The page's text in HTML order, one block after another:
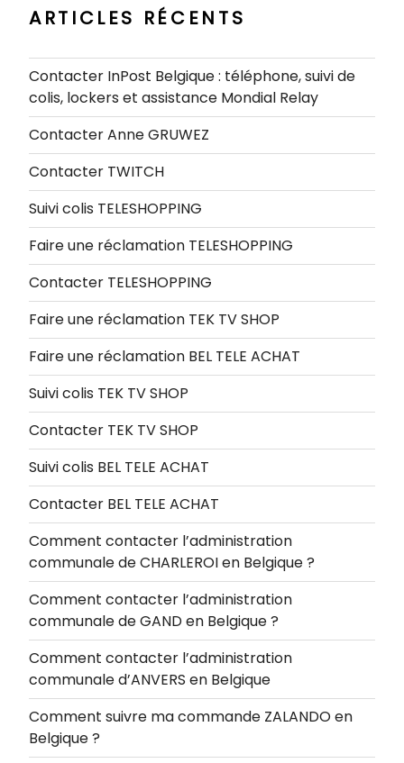
ARTICLES RÉCENTS
Contacter InPost Belgique : téléphone, suivi de
colis, lockers et assistance Mondial Relay
Contacter Anne GRUWEZ
Contacter TWITCH
Suivi colis TELESHOPPING
Faire une réclamation TELESHOPPING
Contacter TELESHOPPING
Faire une réclamation TEK TV SHOP
Faire une réclamation BEL TELE ACHAT
Suivi colis TEK TV SHOP
Contacter TEK TV SHOP
Suivi colis BEL TELE ACHAT
Contacter BEL TELE ACHAT
Comment contacter l’administration
communale de CHARLEROI en Belgique ?
Comment contacter l’administration
communale de GAND en Belgique ?
Comment contacter l’administration
communale d’ANVERS en Belgique
Comment suivre ma commande ZALANDO en
Belgique ?